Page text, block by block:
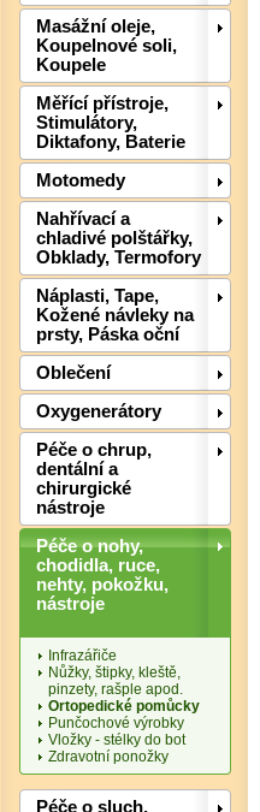
Masážní oleje,
Koupelnové soli,
Koupele
Měřící přístroje,
Stimulátory,
Diktafony, Baterie
Motomedy
Nahřívací a
chladivé polštářky,
Obklady, Termofory
Náplasti, Tape,
Kožené návleky na
prsty, Páska oční
Oblečení
Oxygenerátory
Péče o chrup,
dentální a
chirurgické
nástroje
Péče o nohy,
chodidla, ruce,
nehty, pokožku,
nástroje
Infrazářiče
Nůžky, štipky, kleště,
pinzety, rašple apod.
Ortopedické pomůcky
Punčochové výrobky
Vložky - stélky do bot
Zdravotní ponožky
Péče o sluch,